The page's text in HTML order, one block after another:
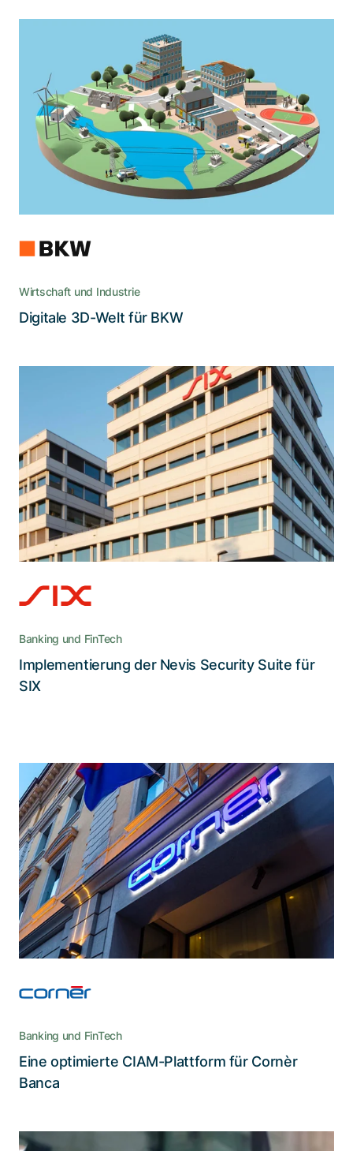
Erlebbares 3D-Quartier für BKW
Eine interaktive 3D-Darstellung eines Quartiers
veranschaulicht die Merkmale eines modernen
Lebensraums und die Lehrberufe der BKW.
Wirtschaft und Industrie
Digitale 3D-Welt für BKW
Wenn Sie Ihr CIAM auf die nächste
Stufe bringen wollen, verlassen Sie
sich auf Adnovum
Hochmoderne Lösungen verlangen einen
hochkompetenten Umsetzungspartner – mit
Adnovums Expertise gelang ein nahtloser
Übergang zum neuen CIAM bei SIX
Lesen Sie die Story
Banking und FinTech
Implementierung der Nevis Security Suite für
SIX
Wie Adnovum ein fragmentiertes
Identitätssystem in eine starke Nevis-
Lösung zusammenführte
Dank der kompetenten Umsetzung durch
Adnovum kann Cornèr Banca den vollen Nutzen
aus der Nevis Security Suite ziehen
Banking und FinTech
Eine optimierte CIAM-Plattform für Cornèr
Banca